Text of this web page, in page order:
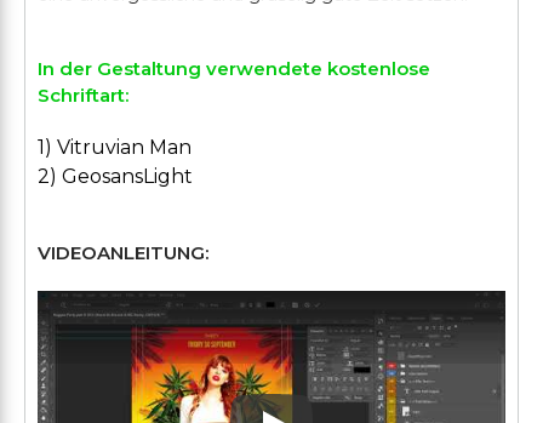
In der Gestaltung verwendete kostenlose
Schriftart:
1) Vitruvian Man
2) GeosansLight
VIDEOANLEITUNG: